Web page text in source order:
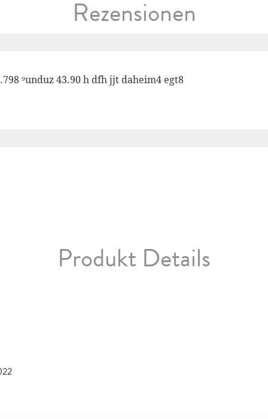
Rezensionen
⁹unduz 43.90 h dfh jjt daheim4 egt8
Produkt Details